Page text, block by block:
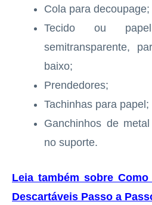
Cola para decoupage;
Tecido ou
semitransparente,
baixo;
Prendedores;
Tachinhas para papel;
Ganchinhos de
no suporte.
Leia também sobre
Descartáveis Passo a